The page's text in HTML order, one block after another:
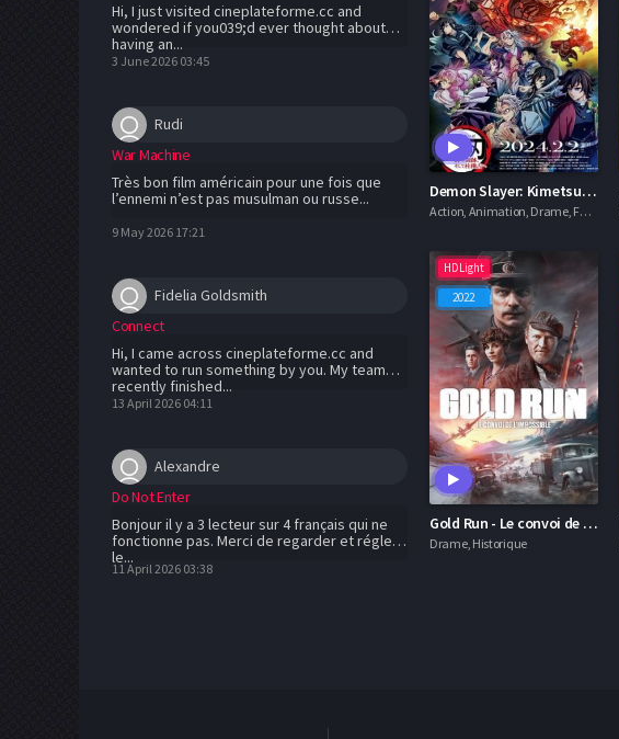
Hi, I just visited cineplateforme.cc and
wondered if you039;d ever thought about
having an...
3 June 2026 03:45
Rudi
War Machine
Très bon film américain pour une fois que
l’ennemi n’est pas musulman ou russe...
9 May 2026 17:21
Fidelia Goldsmith
Connect
Hi, I came across cineplateforme.cc and
wanted to run something by you. My team
recently finished...
13 April 2026 04:11
Alexandre
Do Not Enter
Bonjour il y a 3 lecteur sur 4 français qui ne
fonctionne pas. Merci de regarder et régler
le...
11 April 2026 03:38
Demon Slayer: Kimetsu no Yaiba - L'arc Entraînement des Piliers
Action, Animation, Drame, Fantastique, Historique
HDLight
2022
Gold Run - Le convoi de l'impossible
Drame, Historique